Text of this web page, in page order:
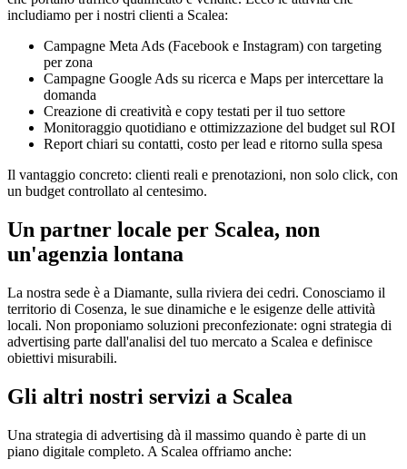
includiamo per i nostri clienti a Scalea:
Campagne Meta Ads (Facebook e Instagram) con targeting
per zona
Campagne Google Ads su ricerca e Maps per intercettare la
domanda
Creazione di creatività e copy testati per il tuo settore
Monitoraggio quotidiano e ottimizzazione del budget sul ROI
Report chiari su contatti, costo per lead e ritorno sulla spesa
Il vantaggio concreto: clienti reali e prenotazioni, non solo click, con
un budget controllato al centesimo.
Un partner locale per Scalea, non
un'agenzia lontana
La nostra sede è a Diamante, sulla riviera dei cedri. Conosciamo il
territorio di Cosenza, le sue dinamiche e le esigenze delle attività
locali. Non proponiamo soluzioni preconfezionate: ogni strategia di
advertising parte dall'analisi del tuo mercato a Scalea e definisce
obiettivi misurabili.
Gli altri nostri servizi a Scalea
Una strategia di advertising dà il massimo quando è parte di un
piano digitale completo. A Scalea offriamo anche: